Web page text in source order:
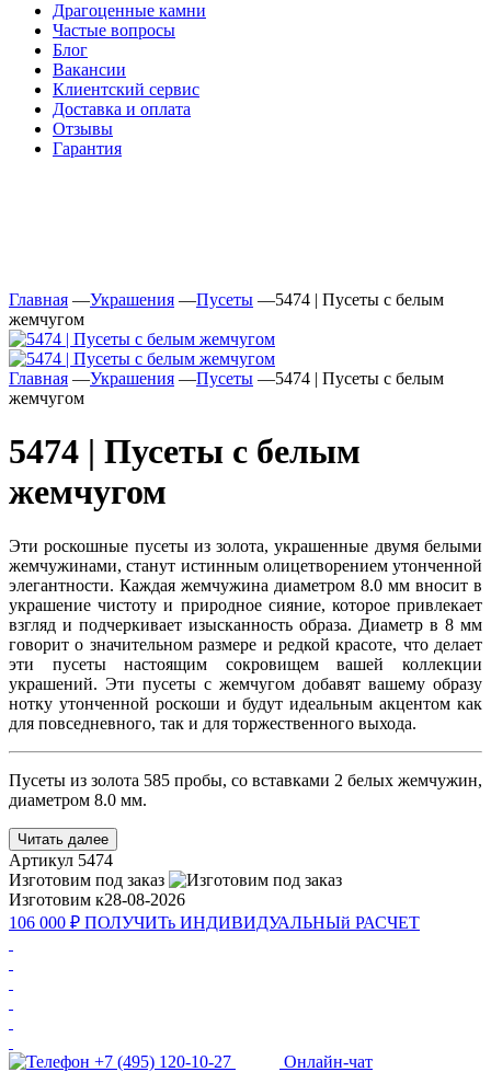
Драгоценные камни
Частые вопросы
Блог
Вакансии
Клиентский сервис
Доставка и оплата
Отзывы
Гарантия
Главная —Украшения —Пусеты —5474 | Пусеты с белым
жемчугом
Главная —Украшения —Пусеты —5474 | Пусеты с белым
жемчугом
5474 | Пусеты с белым
жемчугом
Эти роскошные пусеты из золота, украшенные двумя белыми
жемчужинами, станут истинным олицетворением утонченной
элегантности. Каждая жемчужина диаметром 8.0 мм вносит в
украшение чистоту и природное сияние, которое привлекает
взгляд и подчеркивает изысканность образа. Диаметр в 8 мм
говорит о значительном размере и редкой красоте, что делает
эти пусеты настоящим сокровищем вашей коллекции
украшений. Эти пусеты с жемчугом добавят вашему образу
нотку утонченной роскоши и будут идеальным акцентом как
для повседневного, так и для торжественного выхода.
Пусеты из золота 585 пробы, со вставками 2 белых жемчужин,
диаметром 8.0 мм.
Читать далее
Артикул 5474
Изготовим под заказ
Изготовим к28-08-2026
106 000 ₽ ПОЛУЧИТь ИНДИВИДУАЛЬНЫй РАСЧЕТ
+7 (495) 120-10-27
Онлайн-чат